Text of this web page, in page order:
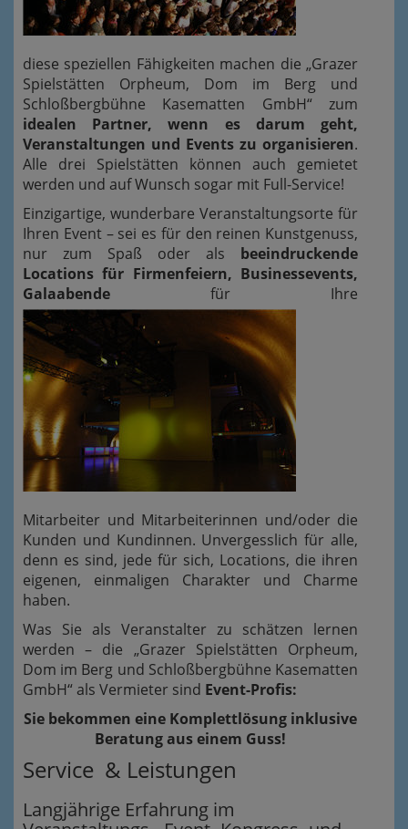
diese speziellen Fähigkeiten machen die „Grazer
Spielstätten Orpheum, Dom im Berg und
Schloßbergbühne Kasematten GmbH“ zum
idealen Partner, wenn es darum geht,
Veranstaltungen und Events zu organisieren.
Alle drei Spielstätten können auch gemietet
werden und auf Wunsch sogar mit Full-Service!
Einzigartige, wunderbare Veranstaltungsorte für
Ihren Event – sei es für den reinen Kunstgenuss,
nur zum Spaß oder als beeindruckende
Locations für Firmenfeiern, Businessevents,
Galaabende für Ihre
Mitarbeiter und Mitarbeiterinnen und/oder die
Kunden und Kundinnen. Unvergesslich für alle,
denn es sind, jede für sich, Locations, die ihren
eigenen, einmaligen Charakter und Charme
haben.
Was Sie als Veranstalter zu schätzen lernen
werden – die „Grazer Spielstätten Orpheum,
Dom im Berg und Schloßbergbühne Kasematten
GmbH“ als Vermieter sind Event-Profis:
Sie bekommen eine Komplettlösung inklusive
Beratung aus einem Guss!
Service & Leistungen
Langjährige Erfahrung im